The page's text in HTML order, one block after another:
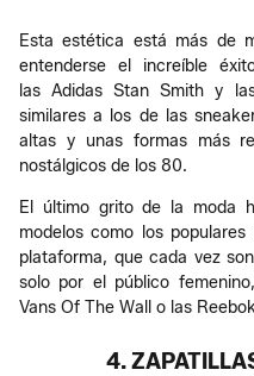
Esta estética está más de
entenderse el increíble
las Adidas Stan Smith y
similares a los de las
altas y unas formas más
nostálgicos de los 80.
El último grito de la moda
modelos como los
plataforma, que cada vez
solo por el público
Vans Of The Wall o las
4.